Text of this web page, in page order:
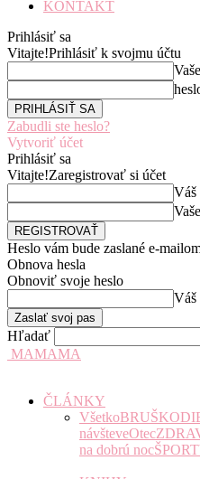
KONTAKT
Prihlásiť sa
Vitajte!Prihlásiť k svojmu účtu
Zabudli ste heslo?
Vytvoriť účet
Prihlásiť sa
Vitajte!Zaregistrovať si účet
Váš
Heslo vám bude zaslané e-
Obnova hesla
Obnoviť svoje heslo
Váš
Hľadať
MAMAMA
ČLÁNKY
VšetkoBRUŠKO
návšteveOtec
na dobrú nocŠPORT